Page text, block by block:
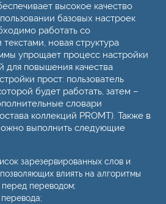
высокое качество
базовых настроек
работать со
новая структура
упрощает процесс настройки
повышения качества
прост: пользователь
будет работать, затем –
словари
коллекций PROMT). Также в
выполнить следующие
зарезервированных слов и
влиять на алгоритмы
переводом;